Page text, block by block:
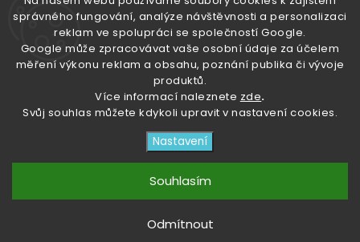
správného fungování, analýze návštěvnosti a personalizaci
reklam ve spolupráci se společností Google.
Google může zpracovávat vaše osobní údaje za účelem
měření výkonu reklam a obsahu, poznání publika či vývoje
produktů.
Více informací naleznete zde.
Svůj souhlas můžete kdykoli upravit v nastavení cookies.
Nastavení
Odmítnout
Souhlasím
Ať už ti nic neunikne!
3RACHAshop
vyhrazena.
Upravit nastavení cookies